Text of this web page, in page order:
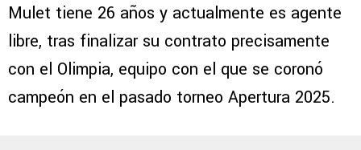
Mulet tiene 26 años y actualmente es agente
libre, tras finalizar su contrato precisamente
con el Olimpia, equipo con el que se coronó
campeón en el pasado torneo Apertura 2025.